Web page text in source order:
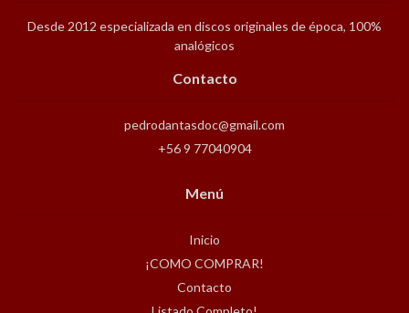
Desde 2012 especializada en discos originales de época, 100%
analógicos
Contacto
pedrodantasdoc@gmail.com
+56 9 77040904
Menú
Inicio
¡COMO COMPRAR!
Contacto